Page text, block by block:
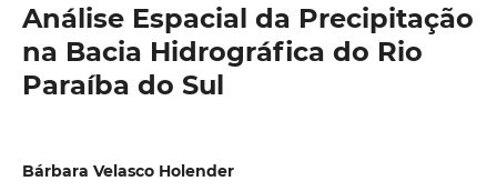
Análise Espacial da Precipitação
na Bacia Hidrográfica do Rio
Paraíba do Sul
Bárbara Velasco Holender